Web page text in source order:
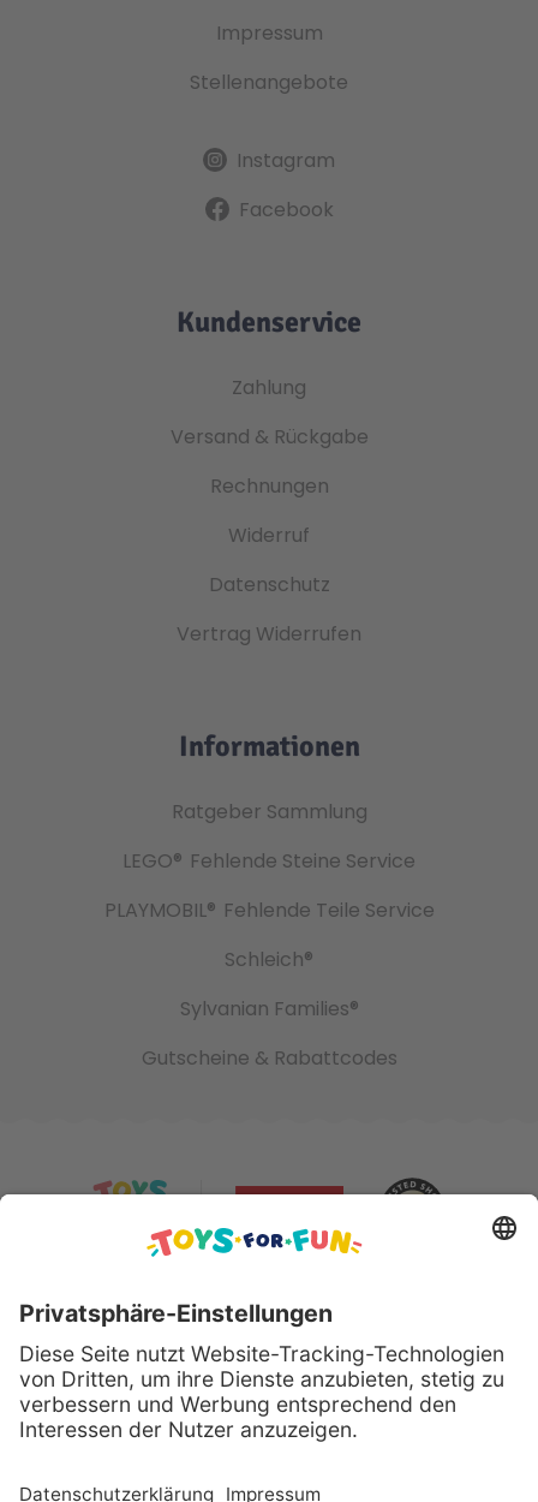
Impressum
Stellenangebote
Instagram
Facebook
Kundenservice
Zahlung
Versand & Rückgabe
Rechnungen
Widerruf
Datenschutz
Vertrag Widerrufen
Informationen
Ratgeber Sammlung
LEGO® Fehlende Steine Service
PLAYMOBIL® Fehlende Teile Service
Schleich®
Sylvanian Families®
Gutscheine & Rabattcodes
Sicher bezahlen mit: